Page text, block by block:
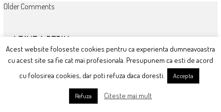
COMMENT
Older Comments
LEAVE A REPLY
Acest website foloseste cookies pentru ca experienta dumneavoastra
cu acest site sa fie cat mai profesionala. Presupunem ca esti de acord
cu folosirea cookies, dar poti refuza daca doresti.
Accepta
Refuza Citeste mai mult